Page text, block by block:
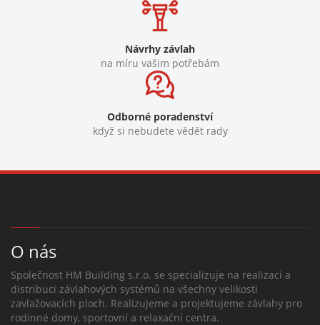
Návrhy závlah
na míru vašim potřebám
Odborné poradenství
když si nebudete vědět rady
O nás
Společnost HM Building s.r.o. se specializuje na realizaci a
distribuci závlahových systémů na všechny velikosti
zavlažovacích ploch. Realizujeme a projektujeme závlahy pro
rodinné domy, sportovní a relaxační centra.